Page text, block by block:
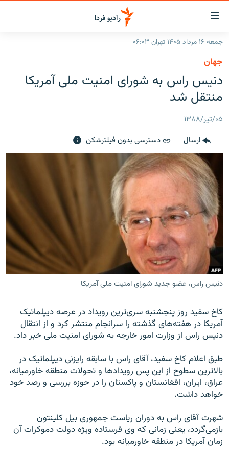
لینک‌های
قابلیت
دسترسی
بازگشت
اصلی
رفتن
صفحه
جستجو
جهان
برنامه‌های رادیویی
فرکانس‌ها
پادکست
چندرسانه‌ای
گزارش‌های تصویری
گزارش‌های ویدئویی
زنان فردا
English
به ما بپیوندید
زبان‌های دیگر
جمعه ۱۶ مرداد ۱۴۰۵ تهران ۰۶:۰۳
جهان
دنيس راس به شورای امنیت ملی آمریکا
منتقل شد
۰۵/تیر/۱۳۸۸
ارسال
دسترسی بدون فیلترشکن
دنیس راس، عضو جدید شورای امنیت ملی آمریکا
کاخ سفيد روز پنجشنبه سری‌ترين رويداد در عرصه ديپلماتيک
آمريکا در هفته‌های گذشته را سرانجام منتشر کرد و از انتقال
دنيس راس از وزارت امور خارجه به شورای امنيت ملی خبر داد.
طبق اعلام کاخ سفيد، آقای راس با سابقه رايزنی ديپلماتيک در
بالاترين سطوح از اين پس رويدادها و تحولات منطقه خاورميانه،
عراق، ايران، افغانستان و پاکستان را در حوزه بررسی و رصد خود
خواهد داشت.
شهرت آقای راس به دوران رياست جمهوری بيل کلينتون
باز‌می‌گردد، يعنی زمانی که وی فرستاده ويژه دولت دموکرات آن
زمان آمريکا در منطقه خاورميانه بود.